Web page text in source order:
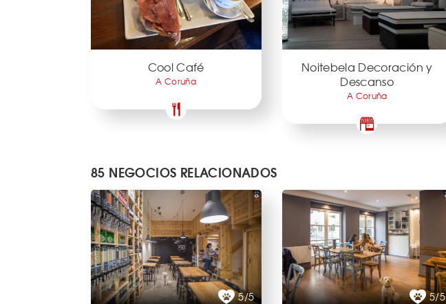
Cool Café
A Coruña
Noitebela Decoración y
Descanso
A Coruña
85 NEGOCIOS RELACIONADOS
5/5 5/5